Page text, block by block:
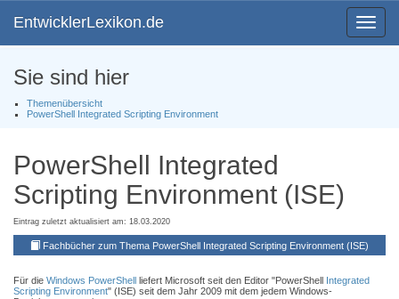
Toggle
EntwicklerLexikon.de
Sie sind hier
Themenübersicht
PowerShell Integrated Scripting Environment
PowerShell Integrated
Scripting Environment (ISE)
Eintrag zuletzt aktualisiert am: 18.03.2020
Fachbücher zum Thema PowerShell Integrated Scripting Environment (ISE)
Für die Windows PowerShell liefert Microsoft seit den Editor "PowerShell Integrated
Scripting Environment" (ISE) seit dem Jahr 2009 mit dem jedem Windows-